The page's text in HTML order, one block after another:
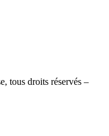
tous droits réservés –